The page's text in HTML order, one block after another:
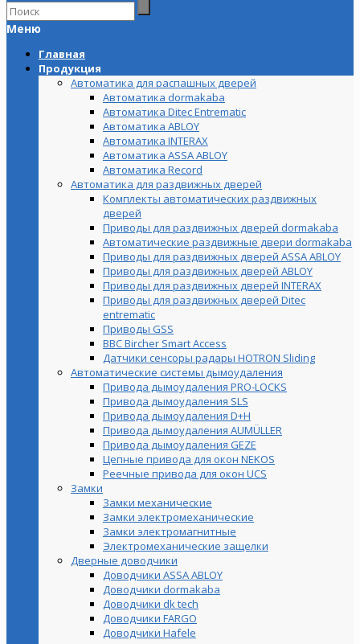
Меню
Главная
Продукция
Автоматика для распашных дверей
Автоматика dormakaba
Автоматика Ditec Entrematic
Автоматика ABLOY
Автоматика INTERAX
Автоматика ASSA ABLOY
Автоматика Record
Автоматика для раздвижных дверей
Комплекты автоматических раздвижных
дверей
Приводы для раздвижных дверей dormakaba
Автоматические раздвижные двери dormakaba
Приводы для раздвижных дверей ASSA ABLOY
Приводы для раздвижных дверей ABLOY
Приводы для раздвижных дверей INTERAX
Приводы для раздвижных дверей Ditec
entrematic
Приводы GSS
BBC Bircher Smart Access
Датчики сенсоры радары HOTRON Sliding
Автоматические системы дымоудаления
Привода дымоудаления PRO-LOCKS
Привода дымоудаления SLS
Привода дымоудаления D+H
Привода дымоудаления AUMÜLLER
Привода дымоудаления GEZE
Цепные привода для окон NEKOS
Реечные привода для окон UСS
Замки
Замки механические
Замки электромеханические
Замки электромагнитные
Электромеханические защелки
Дверные доводчики
Доводчики ASSA ABLOY
Доводчики dormakaba
Доводчики dk tech
Доводчики FARGO
Доводчики Hafele